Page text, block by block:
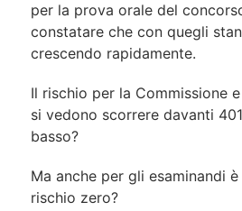
per la prova orale del
constatare che con quegli
crescendo rapidamente.
Il rischio per la Commissione
si vedono scorrere davanti
basso?
Ma anche per gli esaminandi
rischio zero?